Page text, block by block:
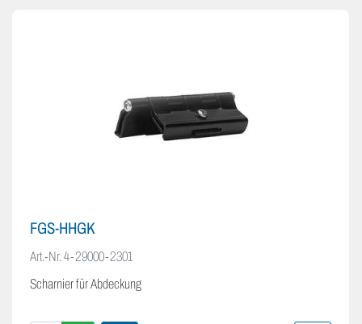
FGS-HHGK
Art.-Nr.4-29000-2301
Scharnier für Abdeckung